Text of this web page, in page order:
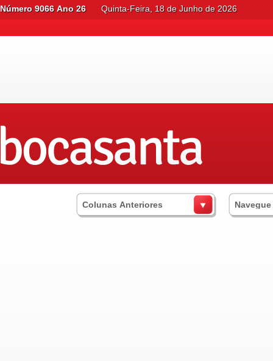
Número 9066 Ano 26 Quinta-Feira, 18 de Junho de 2026
Colunas Anteriores